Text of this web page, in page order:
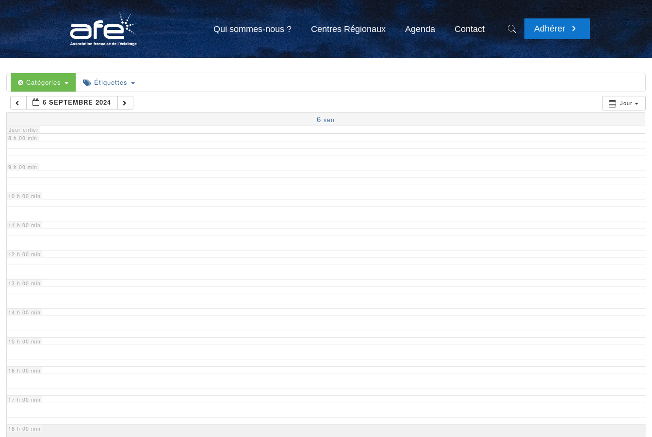
Qui sommes-nous ? Centres Régionaux Agenda Contact Adhérer
Catégories Étiquettes
Jour
6 SEPTEMBRE 2024
6 ven
Jour entier
4 h 00 min
5 h 00 min
6 h 00 min
7 h 00 min
8 h 00 min
9 h 00 min
10 h 00 min
11 h 00 min
12 h 00 min
13 h 00 min
14 h 00 min
15 h 00 min
16 h 00 min
17 h 00 min
18 h 00 min